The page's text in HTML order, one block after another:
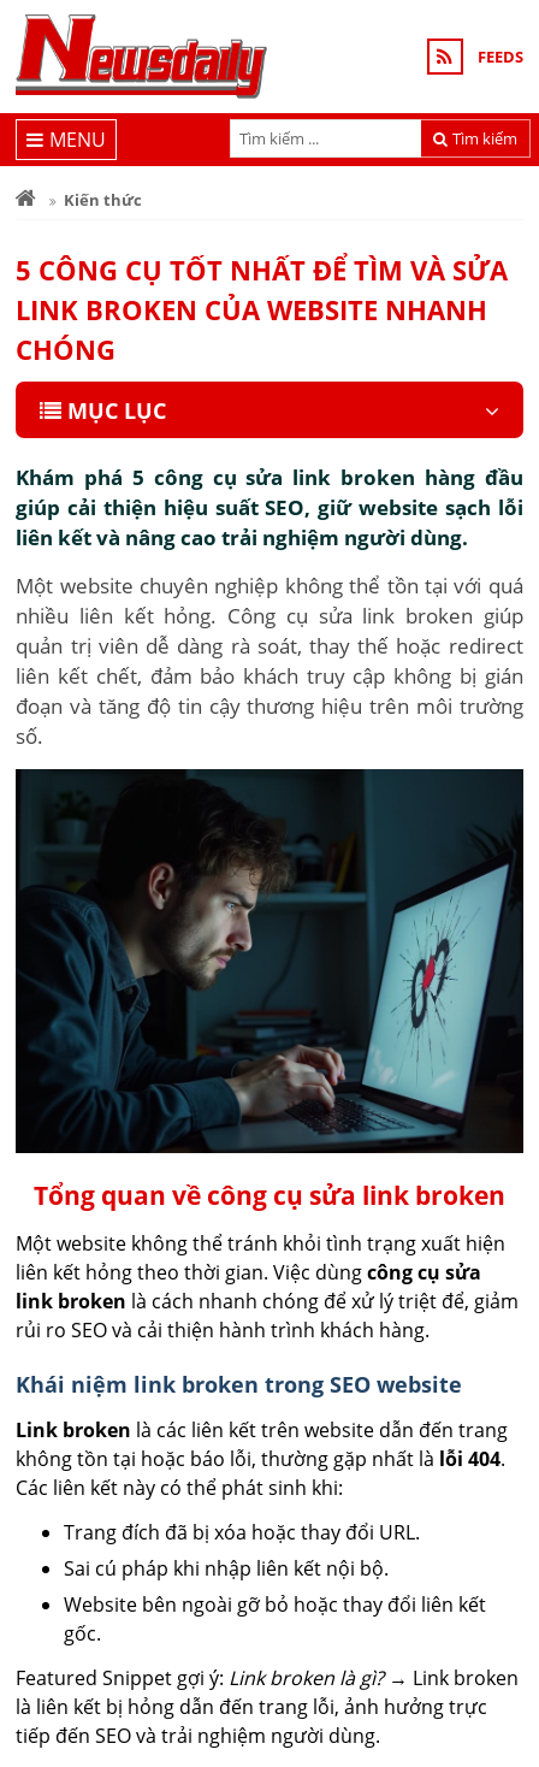
FEEDS
Tìm kiếm
MENU
Kiến thức
5 CÔNG CỤ TỐT NHẤT ĐỂ TÌM VÀ SỬA
LINK BROKEN CỦA WEBSITE NHANH
CHÓNG
MỤC LỤC
Khám phá 5 công cụ sửa link broken hàng đầu
giúp cải thiện hiệu suất SEO, giữ website sạch lỗi
liên kết và nâng cao trải nghiệm người dùng.
Một website chuyên nghiệp không thể tồn tại với quá
nhiều liên kết hỏng. Công cụ sửa link broken giúp
quản trị viên dễ dàng rà soát, thay thế hoặc redirect
liên kết chết, đảm bảo khách truy cập không bị gián
đoạn và tăng độ tin cậy thương hiệu trên môi trường
số.
Tổng quan về công cụ sửa link broken
Một website không thể tránh khỏi tình trạng xuất hiện
liên kết hỏng theo thời gian. Việc dùngcông cụ sửa
link broken là cách nhanh chóng để xử lý triệt để, giảm
rủi ro SEO và cải thiện hành trình khách hàng.
Khái niệm link broken trong SEO website
Link broken là các liên kết trên website dẫn đến trang
không tồn tại hoặc báo lỗi, thường gặp nhất là lỗi 404.
Các liên kết này có thể phát sinh khi:
Trang đích đã bị xóa hoặc thay đổi URL.
Sai cú pháp khi nhập liên kết nội bộ.
Website bên ngoài gỡ bỏ hoặc thay đổi liên kết
gốc.
Featured Snippet gợi ý: Link broken là gì?→ Link broken
là liên kết bị hỏng dẫn đến trang lỗi, ảnh hưởng trực
tiếp đến SEO và trải nghiệm người dùng.